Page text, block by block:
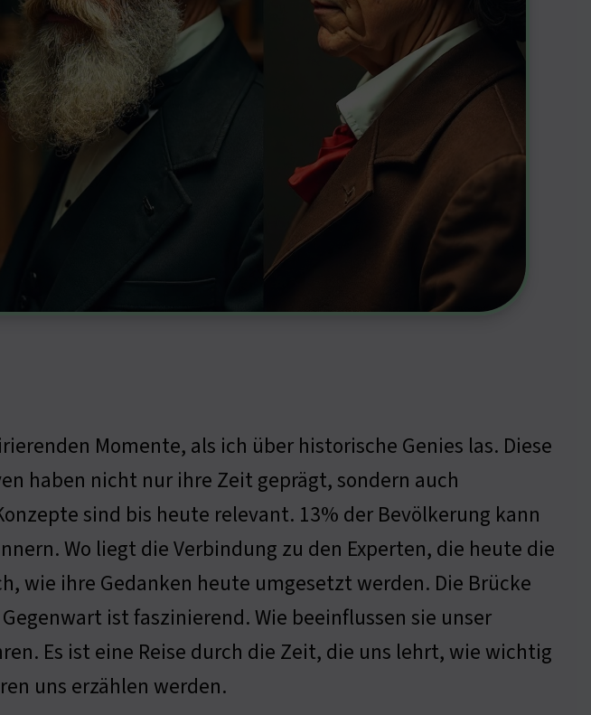
Momente, als ich über historische Genies las. Diese
haben nicht nur ihre Zeit geprägt, sondern auch
sind bis heute relevant. 13% der Bevölkerung kann
Wo liegt die Verbindung zu den Experten, die heute die
wie ihre Gedanken heute umgesetzt werden. Die Brücke
ist faszinierend. Wie beeinflussen sie unser
Es ist eine Reise durch die Zeit, die uns lehrt, wie wichtig
uns erzählen werden.